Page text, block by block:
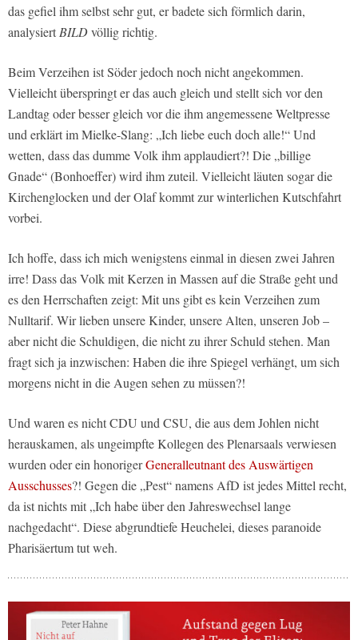
das gefiel ihm selbst sehr gut, er badete sich förmlich darin,
analysiertBILDvöllig richtig.
Beim Verzeihen ist Söder jedoch noch nicht angekommen.
Vielleicht überspringt er das auch gleich und stellt sich vor den
Landtag oder besser gleich vor die ihm angemessene Weltpresse
und erklärt im Mielke-Slang: „Ich liebe euch doch alle!“ Und
wetten, dass das dumme Volk ihm applaudiert?! Die „billige
Gnade“ (Bonhoeffer) wird ihm zuteil. Vielleicht läuten sogar die
Kirchenglocken und der Olaf kommt zur winterlichen Kutschfahrt
vorbei.
Ich hoffe, dass ich mich wenigstens einmal in diesen zwei Jahren
irre! Dass das Volk mit Kerzen in Massen auf die Straße geht und
es den Herrschaften zeigt: Mit uns gibt es kein Verzeihen zum
Nulltarif. Wir lieben unsere Kinder, unsere Alten, unseren Job –
aber nicht die Schuldigen, die nicht zu ihrer Schuld stehen. Man
fragt sich ja inzwischen: Haben die ihre Spiegel verhängt, um sich
morgens nicht in die Augen sehen zu müssen?!
Und waren es nicht CDU und CSU, die aus dem Johlen nicht
herauskamen, als ungeimpfte Kollegen des Plenarsaals verwiesen
wurden oder ein honorigerGeneralleutnant des Auswärtigen
Ausschusses?! Gegen die „Pest“ namens AfD ist jedes Mittel recht,
da ist nichts mit „Ich habe über den Jahreswechsel lange
nachgedacht“. Diese abgrundtiefe Heuchelei, dieses paranoide
Pharisäertum tut weh.